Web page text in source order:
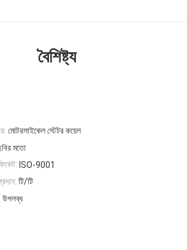
বৈশিষ্ট্য
মোটরসাইকেল স্টেটর কয়েল
মতো
ISO-9001
টি/টি
উপলব্ধ